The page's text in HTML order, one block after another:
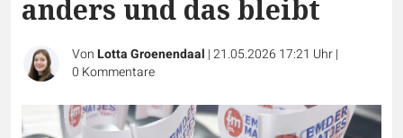
anders und das bleibt
VonLotta Groenendaal |21.05.2026 17:21 Uhr|
0 Kommentare